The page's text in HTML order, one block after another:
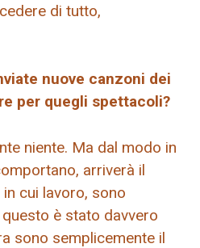
di tutto,
nuove canzoni dei
per quegli spettacoli?
niente. Ma dal modo in
arriverà il
cui lavoro, sono
è stato davvero
sono semplicemente il